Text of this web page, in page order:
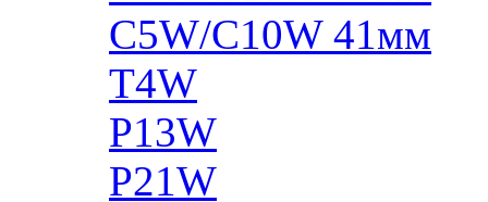
C5W/C10W 41мм
T4W
P13W
P21W